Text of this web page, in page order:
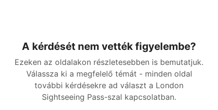
A kérdését nem vették figyelembe?
Ezeken az oldalakon részletesebben is bemutatjuk.
Válassza ki a megfelelő témát - minden oldal
további kérdésekre ad választ a London
Sightseeing Pass-szal kapcsolatban.